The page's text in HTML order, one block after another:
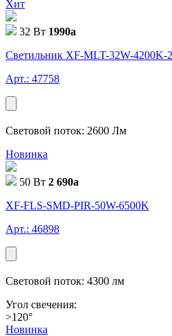
Хит
32 Вт 1990a
Светильник XF-MLT-32W-4200K-
Арт.: 47758
Световой поток: 2600 Лм
Новинка
50 Вт 2 690a
XF-FLS-SMD-PIR-50W-6500K
Арт.: 46898
Световой поток: 4300 лм
Угол свечения:
>120°
Новинка